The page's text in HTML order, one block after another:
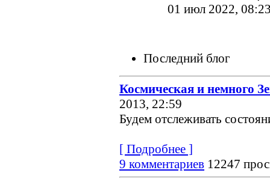
01 июл 2022,
Последний блог
Космическая и немного
2013, 22:59
Будем отслеживать
[ Подробнее ]
9 комментариев 12247